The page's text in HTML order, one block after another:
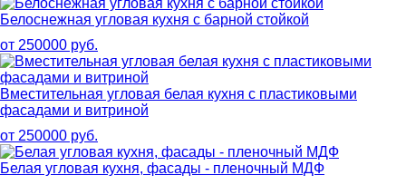
Белоснежная угловая кухня с барной стойкой
от 250000 руб.
Вместительная угловая белая кухня с пластиковыми
фасадами и витриной
от 250000 руб.
Белая угловая кухня, фасады - пленочный МДФ